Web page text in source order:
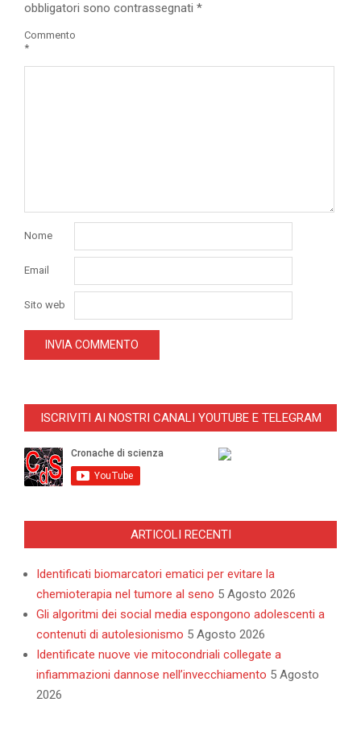
obbligatori sono contrassegnati *
Commento
*
Nome
Email
Sito web
ISCRIVITI AI NOSTRI CANALI YOUTUBE E TELEGRAM
ARTICOLI RECENTI
Identificati biomarcatori ematici per evitare la
chemioterapia nel tumore al seno 5 Agosto 2026
Gli algoritmi dei social media espongono adolescenti a
contenuti di autolesionismo 5 Agosto 2026
Identificate nuove vie mitocondriali collegate a
infiammazioni dannose nell’invecchiamento 5 Agosto
2026